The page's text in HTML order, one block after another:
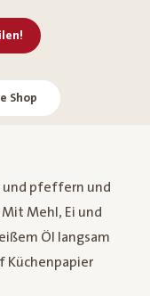
Shop
und pfeffern und
Mehl, Ei und
Öl langsam
Küchenpapier